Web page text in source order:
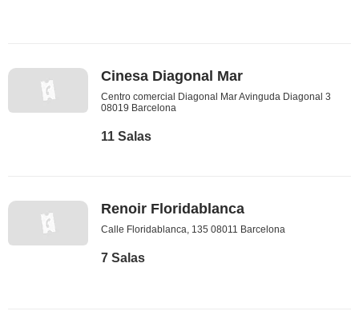
Cinesa Diagonal Mar
Centro comercial Diagonal Mar Avinguda Diagonal 3
08019 Barcelona
11 Salas
Renoir Floridablanca
Calle Floridablanca, 135 08011 Barcelona
7 Salas